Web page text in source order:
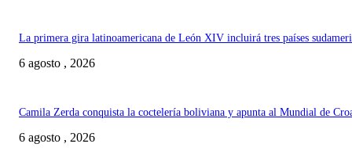
La primera gira latinoamericana de León XIV incluirá tres países
6 agosto , 2026
Camila Zerda conquista la coctelería boliviana y apunta al Mundial de
6 agosto , 2026